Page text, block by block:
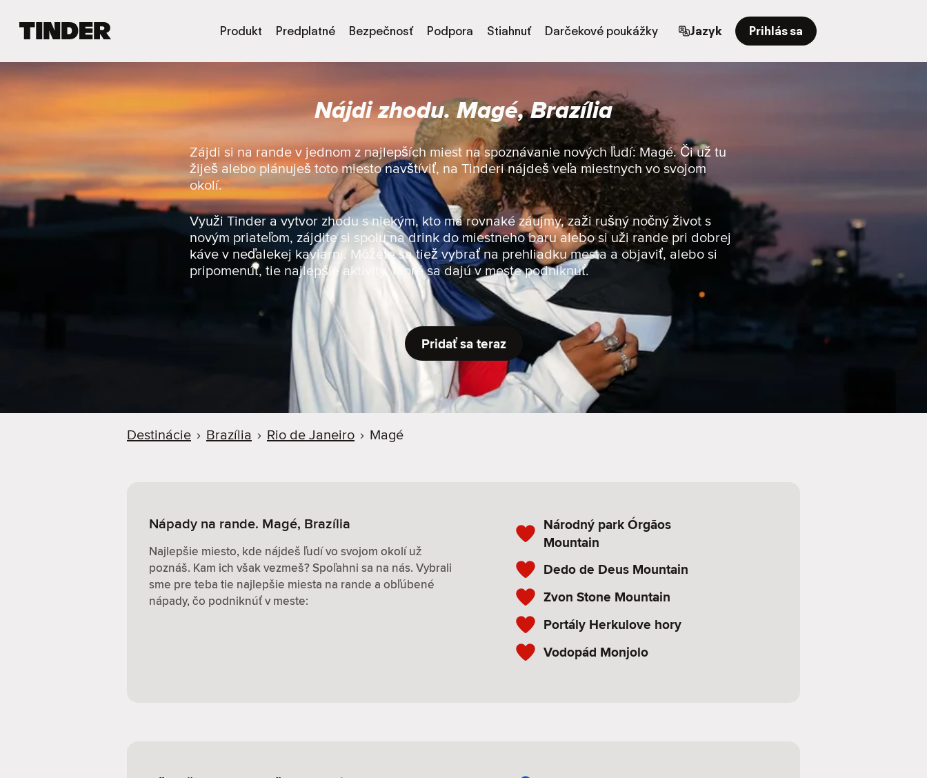
v
r
a
z
Produkt Predplatné Bezpečnosť Podpora Stiahnuť Darčekové poukážky Jazyk Prihlás sa
Nájdi zhodu. Magé, Brazília
Zájdi si na rande v jednom z najlepších miest na spoznávanie nových ľudí: Magé. Či už tu
žiješ alebo plánuješ toto miesto navštíviť, na Tinderi nájdeš veľa miestnych vo svojom
okolí.
Využi Tinder a vytvor zhodu s niekým, kto má rovnaké záujmy, zaži rušný nočný život s
novým priateľom, zájdite si spolu na drink do miestneho baru alebo si uži rande pri dobrej
káve v neďalekej kaviarni. Môžete sa tiež vybrať na prehliadku mesta a objaviť, alebo si
pripomenúť, tie najlepšie aktivity, ktoré sa dajú v meste podniknúť.
Pridať sa teraz
Destinácie › Brazília › Rio de Janeiro › Magé
Nápady na rande. Magé, Brazília
Najlepšie miesto, kde nájdeš ľudí vo svojom okolí už
poznáš. Kam ich však vezmeš? Spoľahni sa na nás. Vybrali
sme pre teba tie najlepšie miesta na rande a obľúbené
nápady, čo podniknúť v meste:
Národný park Órgãos
Mountain
Dedo de Deus Mountain
Zvon Stone Mountain
Portály Herkulove hory
Vodopád Monjolo